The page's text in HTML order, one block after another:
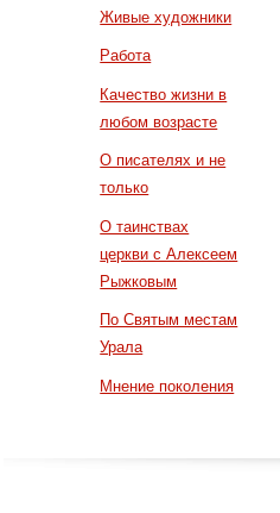
Живые художники
Работа
Качество жизни в
любом возрасте
О писателях и не
только
О таинствах
церкви с Алексеем
Рыжковым
По Святым местам
Урала
Мнение поколения